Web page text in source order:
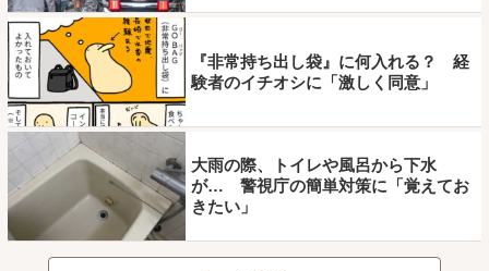
『非常持ち出し袋』に何入れる？ 経
験者のイチオシに「激しく同意」
大雨の際、トイレや風呂から下水
が… 警視庁の簡単対策に「覚えてお
きたい」